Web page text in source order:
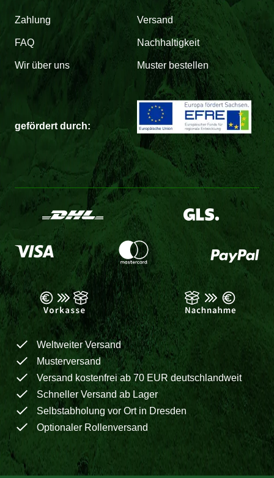
Zahlung Versand
FAQ Nachhaltigkeit
Wir über uns Muster bestellen
gefördert durch:
Weltweiter Versand
Musterversand
Versand kostenfrei ab 70 EUR deutschlandweit
Schneller Versand ab Lager
Selbstabholung vor Ort in Dresden
Optionaler Rollenversand